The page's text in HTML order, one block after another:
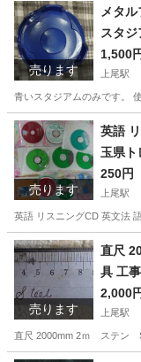
埼玉 上尾市 上尾駅
売ります
メタ
スタジ
1,500
上尾駅
青いスタジアムのみです。
埼玉 上尾市 上尾駅
売ります
英語
玉県ト
ーニン
250円
上尾駅
英語 リスニングCD 英文法
埼玉 上尾市 上尾駅
売ります
直尺
具 工事
2,000
上尾駅
直尺 2000mm 2ｍ ステン